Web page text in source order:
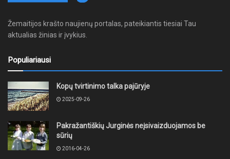
Žemaitijos krašto naujienų portalas, pateikiantis tiesiai Tau
aktualias žinias ir įvykius.
Populiariausi
Kopų tvirtinimo talka pajūryje
2025-09-26
Pakražantiškių Jurginės neįsivaizduojamos be
sūrių
2016-04-26